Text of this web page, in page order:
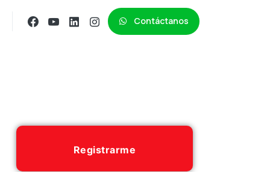
Contáctanos
Registrarme